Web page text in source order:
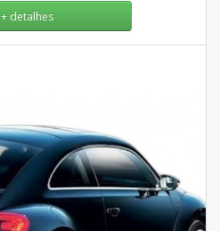
+ detalhes